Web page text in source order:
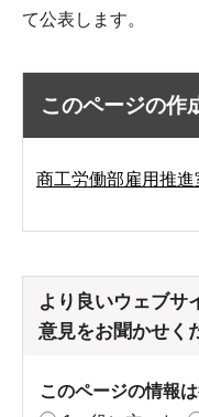
て公表します。
このページの作
商工労働部雇用推
より良いウェブサ
意見をお聞かせく
このページの情報